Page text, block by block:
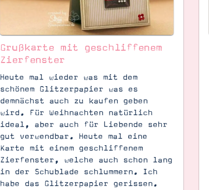
Grußkarte mit geschliffenem
Zierfenster
Heute mal wieder was mit dem
schönem Glitzerpapier was es
demnächst auch zu kaufen geben
wird. Für Weihnachten natürlich
ideal, aber auch für Liebende sehr
gut verwendbar. Heute mal eine
Karte mit einem geschliffenem
Zierfenster, welche auch schon lang
in der Schublade schlummern. Ich
habe das Glitzerpapier gerissen.